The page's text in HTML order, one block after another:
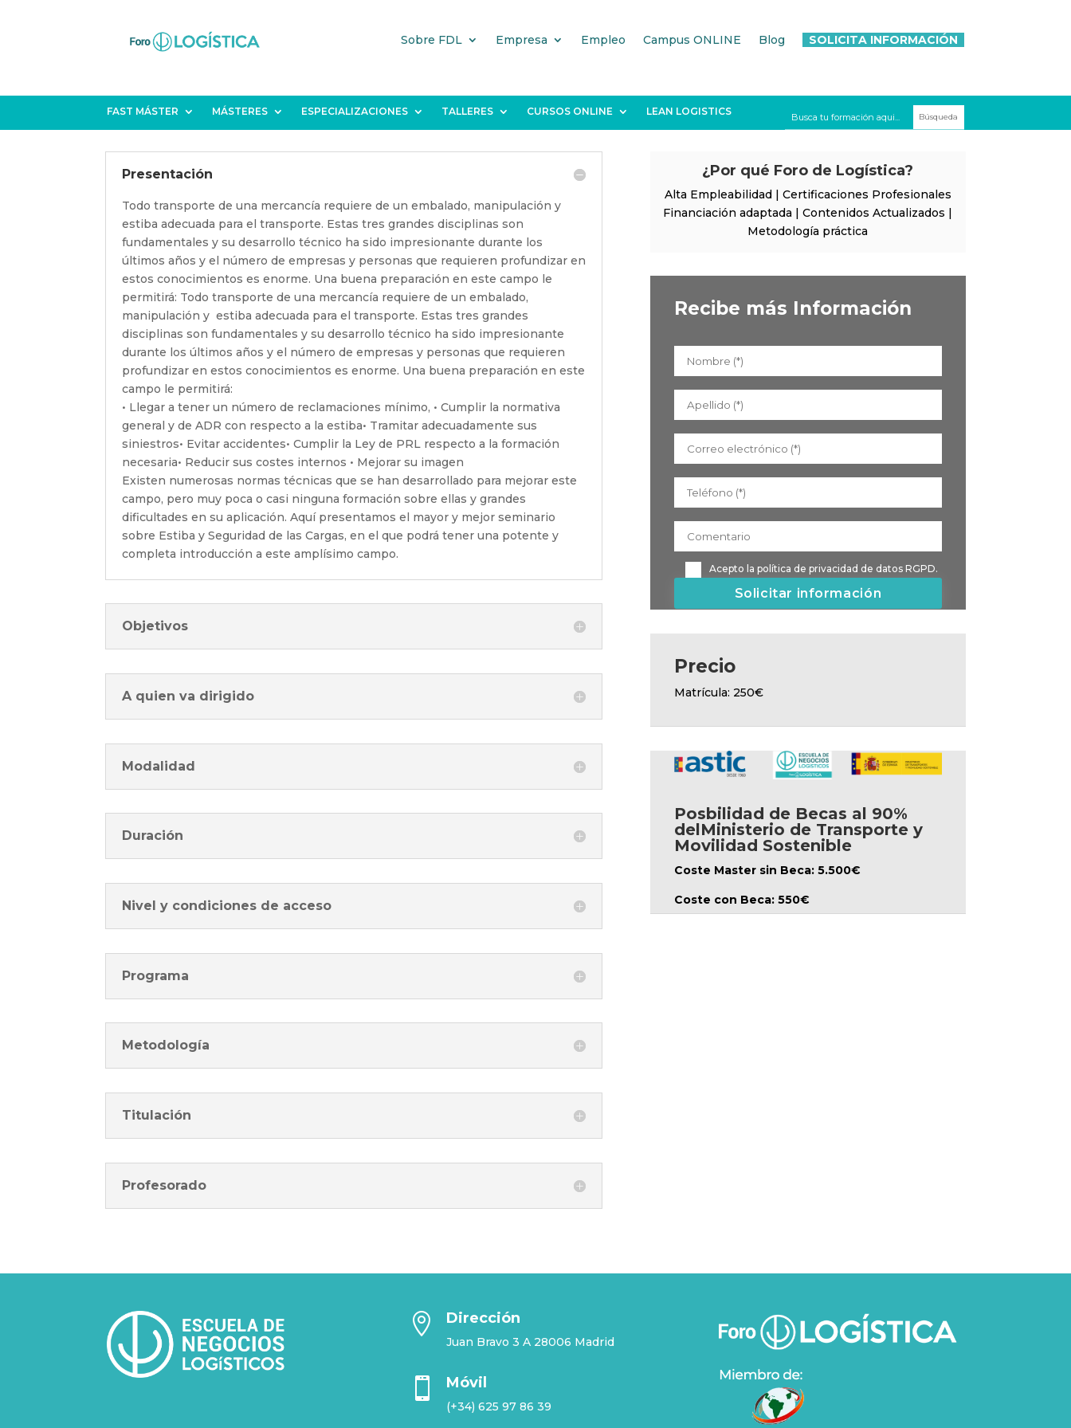
Sobre FDL Empresa Empleo Campus ONLINE Blog SOLICITA INFORMACIÓN
FAST MÁSTER MÁSTERES ESPECIALIZACIONES TALLERES CURSOS ONLINE LEAN LOGISTICS
Presentación
Todo transporte de una mercancía requiere de un embalado, manipulación y
estiba adecuada para el transporte. Estas tres grandes disciplinas son
fundamentales y su desarrollo técnico ha sido impresionante durante los
últimos años y el número de empresas y personas que requieren profundizar en
estos conocimientos es enorme. Una buena preparación en este campo le
permitirá: Todo transporte de una mercancía requiere de un embalado,
manipulación y estiba adecuada para el transporte. Estas tres grandes
disciplinas son fundamentales y su desarrollo técnico ha sido impresionante
durante los últimos años y el número de empresas y personas que requieren
profundizar en estos conocimientos es enorme. Una buena preparación en este
campo le permitirá:
• Llegar a tener un número de reclamaciones mínimo, • Cumplir la normativa
general y de ADR con respecto a la estiba• Tramitar adecuadamente sus
siniestros• Evitar accidentes• Cumplir la Ley de PRL respecto a la formación
necesaria• Reducir sus costes internos • Mejorar su imagen
Existen numerosas normas técnicas que se han desarrollado para mejorar este
campo, pero muy poca o casi ninguna formación sobre ellas y grandes
dificultades en su aplicación. Aquí presentamos el mayor y mejor seminario
sobre Estiba y Seguridad de las Cargas, en el que podrá tener una potente y
completa introducción a este amplísimo campo.
Objetivos
A quien va dirigido
Modalidad
Duración
Nivel y condiciones de acceso
Programa
Metodología
Titulación
Profesorado
¿Por qué Foro de Logística?
Alta Empleabilidad | Certificaciones Profesionales
Financiación adaptada | Contenidos Actualizados |
Metodología práctica
Recibe más Información
Acepto la política de privacidad de datos RGPD.
Precio
Matrícula: 250€
Posbilidad de Becas al 90%
delMinisterio de Transporte y
Movilidad Sostenible
Coste Master sin Beca: 5.500€
Coste con Beca: 550€
 Dirección
Juan Bravo 3 A 28006 Madrid
 Móvil
(+34) 625 97 86 39